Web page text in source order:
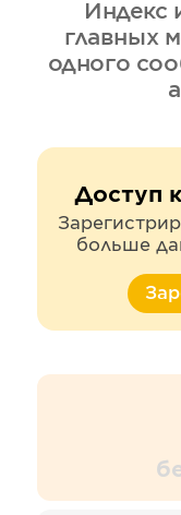
Индекс
главных
одного
Доступ
больше